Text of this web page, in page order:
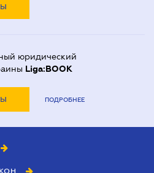
юридический
Liga:BOOK
ПОДРОБНЕЕ